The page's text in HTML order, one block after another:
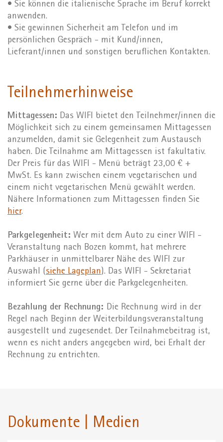
• Sie können die italienische Sprache im Beruf korrekt
anwenden.
• Sie gewinnen Sicherheit am Telefon und im
persönlichen Gespräch - mit Kund/innen,
Lieferant/innen und sonstigen beruflichen Kontakten.
Teilnehmerhinweise
Mittagessen: Das WIFI bietet den Teilnehmer/innen die
Möglichkeit sich zu einem gemeinsamen Mittagessen
anzumelden, damit sie Gelegenheit zum Austausch
haben. Die Teilnahme am Mittagessen ist fakultativ.
Der Preis für das WIFI - Menü beträgt 23,00 € +
MwSt. Es kann zwischen einem vegetarischen und
einem nicht vegetarischen Menü gewählt werden.
Nähere Informationen zum Mittagessen finden Sie
hier.
Parkgelegenheit: Wer mit dem Auto zu einer WIFI -
Veranstaltung nach Bozen kommt, hat mehrere
Parkhäuser in unmittelbarer Nähe des WIFI zur
Auswahl (siehe Lageplan). Das WIFI - Sekretariat
informiert Sie gerne über die Parkgelegenheiten.
Bezahlung der Rechnung: Die Rechnung wird in der
Regel nach Beginn der Weiterbildungsveranstaltung
ausgestellt und zugesendet. Der Teilnahmebeitrag ist,
wenn es nicht anders angegeben wird, bei Erhalt der
Rechnung zu entrichten.
Dokumente | Medien